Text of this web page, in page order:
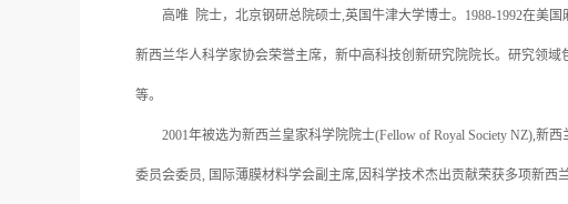
高唯 院士，北京钢研总院硕士,英国牛津大学博士。1988-1992在美
新西兰华人科学家协会荣誉主席，新中高科技创新研究院院长。研究领
等。
2001年被选为新西兰皇家科学院院士(Fellow of Royal Society NZ),新
委员会委员, 国际薄膜材料学会副主席,因科学技术杰出贡献荣获多项新西